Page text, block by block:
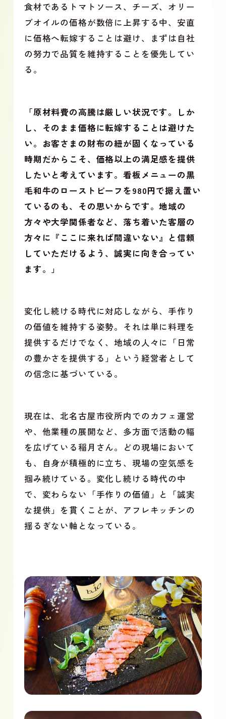
食材であるトマトソース、チーズ、オリー
ブオイルの価格が数倍に上昇する中、安直
に価格へ転嫁することは避け、まずは自社
の努力で品質を維持することを優先してい
る。
「原材料費の高騰は厳しい状況です。しか
し、そのまま価格に転嫁することは避けた
い。お客さまの財布の紐が固くなっている
時期だからこそ、価格以上の満足感を提供
したいと考えています。看板メニューの黒
毛和牛のローストビーフを980円で据え置い
ているのも、その思いからです。地域の
方々や大学関係者など、落ち着いた客層の
方々に『ここに来れば間違いない』と信頼
していただけるよう、誠実に向き合ってい
ます。」
変化し続ける時代に対応しながら、手作り
の価値を維持する姿勢。それは単に料理を
提供するだけでなく、地域の人々に「日常
の豊かさを提供する」という経営者として
の信念に基づいている。
現在は、北名古屋市役所内でのカフェ運営
や、他業種の展開など、多方面で活動の幅
を広げている稲月さん。どの現場において
も、自身が積極的に立ち、現場の空気感を
掴み続けている。変化し続ける時代の中
で、変わらない「手作りの価値」と「誠実
な提供」を貫くことが、アフレキッチンの
揺るぎない軸となっている。